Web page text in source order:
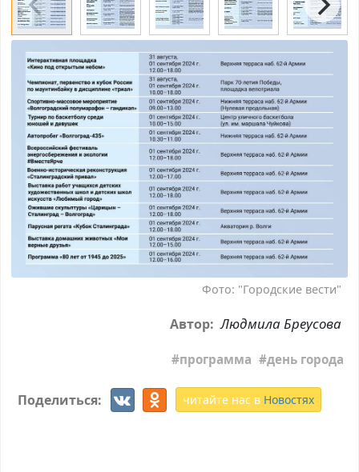
Фото: "Городские вести"
Автор: Людмила Бреусова
программа день города
Поделиться: читайте нас в Новостях